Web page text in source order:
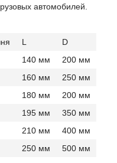
автомобилей.
L
D
140 мм
200 мм
160 мм
250 мм
180 мм
200 мм
195 мм
350 мм
210 мм
400 мм
250 мм 500 мм